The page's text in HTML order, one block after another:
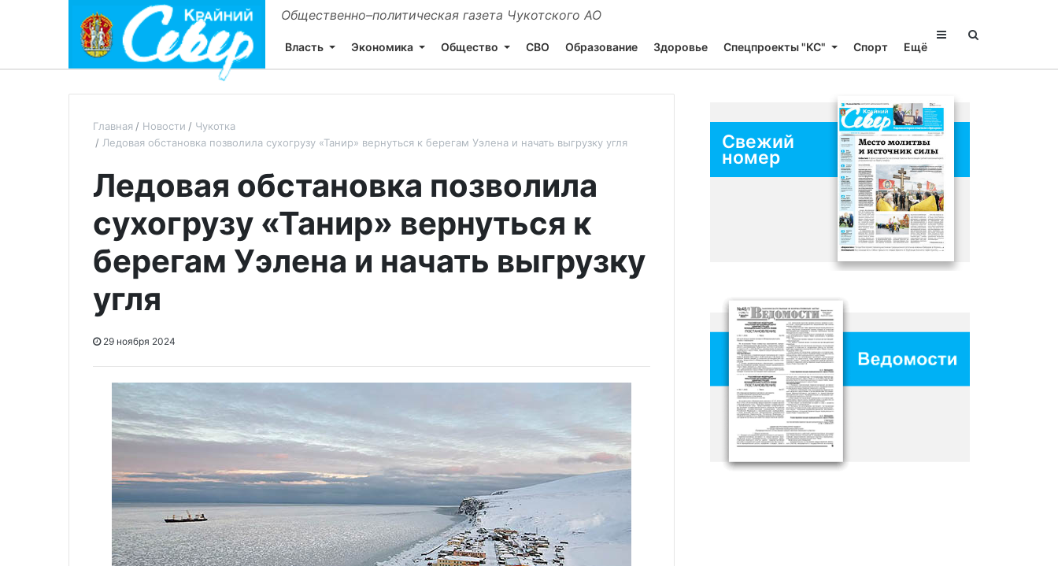
Общественно–политическая газета Чукотского АО
Власть Экономика Общество СВО Образование Здоровье Спецпроекты "КС" Спорт Ещё
Главная Новости
Чукотка
Ледовая обстановка позволила сухогрузу «Танир» вернуться к берегам Уэлена и начать выгрузку угля
Ледовая обстановка позволила
сухогрузу «Танир» вернуться к
берегам Уэлена и начать выгрузку
угля
29 ноября 2024
Свежий
номер